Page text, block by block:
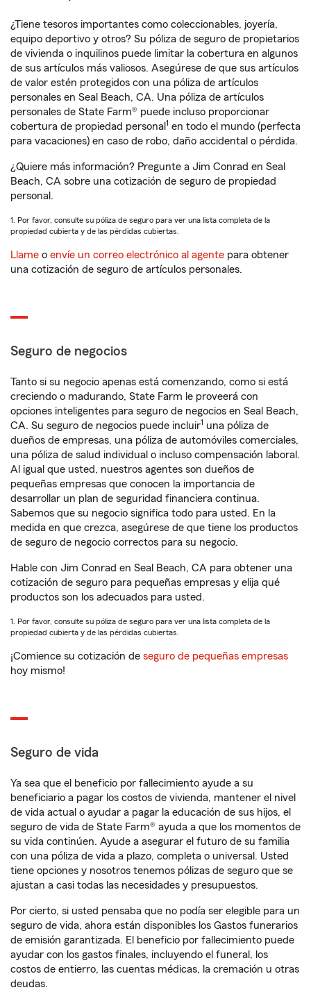
¿Tiene tesoros importantes como coleccionables, joyería,
equipo deportivo y otros? Su póliza de seguro de propietarios
de vivienda o inquilinos puede limitar la cobertura en algunos
de sus artículos más valiosos. Asegúrese de que sus artículos
de valor estén protegidos con una póliza de artículos
personales en Seal Beach, CA. Una póliza de artículos
personales de State Farm® puede incluso proporcionar
cobertura de propiedad personal 1 en todo el mundo (perfecta
para vacaciones) en caso de robo, daño accidental o pérdida.
¿Quiere más información? Pregunte a Jim Conrad en Seal
Beach, CA sobre una cotización de seguro de propiedad
personal.
1. Por favor, consulte su póliza de seguro para ver una lista completa de la
propiedad cubierta y de las pérdidas cubiertas.
Llame o envíe un correo electrónico al agente para obtener
una cotización de seguro de artículos personales.
Seguro de negocios
Tanto si su negocio apenas está comenzando, como si está
creciendo o madurando, State Farm le proveerá con
opciones inteligentes para seguro de negocios en Seal Beach,
CA. Su seguro de negocios puede incluir1 una póliza de
dueños de empresas, una póliza de automóviles comerciales,
una póliza de salud individual o incluso compensación laboral.
Al igual que usted, nuestros agentes son dueños de
pequeñas empresas que conocen la importancia de
desarrollar un plan de seguridad financiera continua.
Sabemos que su negocio significa todo para usted. En la
medida en que crezca, asegúrese de que tiene los productos
de seguro de negocio correctos para su negocio.
Hable con Jim Conrad en Seal Beach, CA para obtener una
cotización de seguro para pequeñas empresas y elija qué
productos son los adecuados para usted.
1. Por favor, consulte su póliza de seguro para ver una lista completa de la
propiedad cubierta y de las pérdidas cubiertas.
¡Comience su cotización de seguro de pequeñas empresas
hoy mismo!
Seguro de vida
Ya sea que el beneficio por fallecimiento ayude a su
beneficiario a pagar los costos de vivienda, mantener el nivel
de vida actual o ayudar a pagar la educación de sus hijos, el
seguro de vida de State Farm® ayuda a que los momentos de
su vida continúen. Ayude a asegurar el futuro de su familia
con una póliza de vida a plazo, completa o universal. Usted
tiene opciones y nosotros tenemos pólizas de seguro que se
ajustan a casi todas las necesidades y presupuestos.
Por cierto, si usted pensaba que no podía ser elegible para un
seguro de vida, ahora están disponibles los Gastos funerarios
de emisión garantizada. El beneficio por fallecimiento puede
ayudar con los gastos finales, incluyendo el funeral, los
costos de entierro, las cuentas médicas, la cremación u otras
deudas.